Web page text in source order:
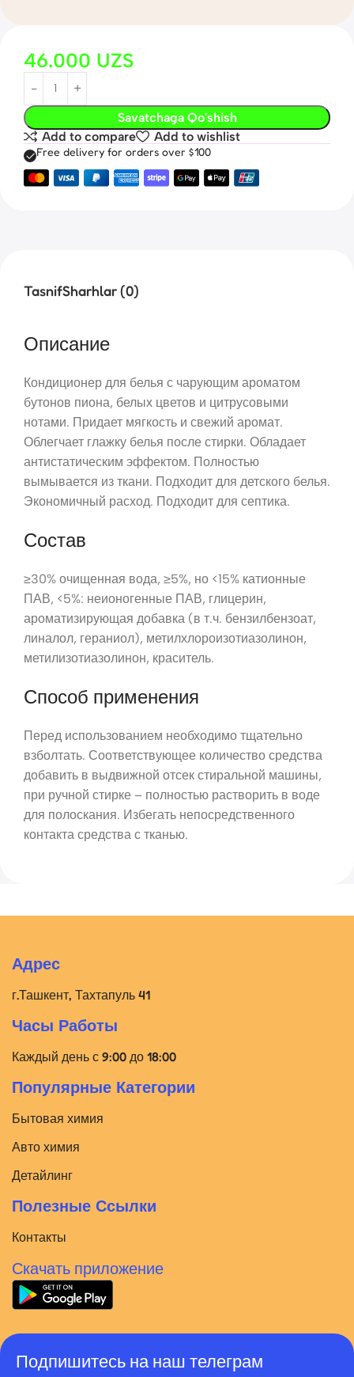
46.000 UZS
Savatchaga Qo'shish
Add to compare
Add to wishlist
Free delivery for orders over $100
TasnifSharhlar (0)
Описание
Кондиционер для белья с чарующим ароматом
бутонов пиона, белых цветов и цитрусовыми
нотами. Придает мягкость и свежий аромат.
Облегчает глажку белья после стирки. Обладает
антистатическим эффектом. Полностью
вымывается из ткани. Подходит для детского белья.
Экономичный расход. Подходит для септика.
Состав
≥30% очищенная вода, ≥5%, но <15% катионные
ПАВ, <5%: неионогенные ПАВ, глицерин,
ароматизирующая добавка (в т.ч. бензилбензоат,
линалол, гераниол), метилхлороизотиазолинон,
метилизотиазолинон, краситель.
Способ применения
Перед использованием необходимо тщательно
взболтать. Соответствующее количество средства
добавить в выдвижной отсек стиральной машины,
при ручной стирке – полностью растворить в воде
для полоскания. Избегать непосредственного
контакта средства с тканью.
Адрес
г.Ташкент, Тахтапуль 41
Часы Работы
Каждый день с 9:00 до 18:00
Популярные Категории
Бытовая химия
Авто химия
Детайлинг
Полезные Ссылки
Контакты
Скачать приложение
Подпишитесь на наш телеграм